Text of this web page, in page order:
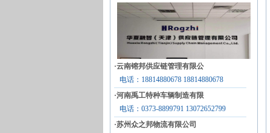
·云南镕邦供应链管理有限公
电话：18814880678 18814880678
·河南禹工特种车辆制造有限
电话：0373-8899791 13072652799
·苏州众之邦物流有限公司